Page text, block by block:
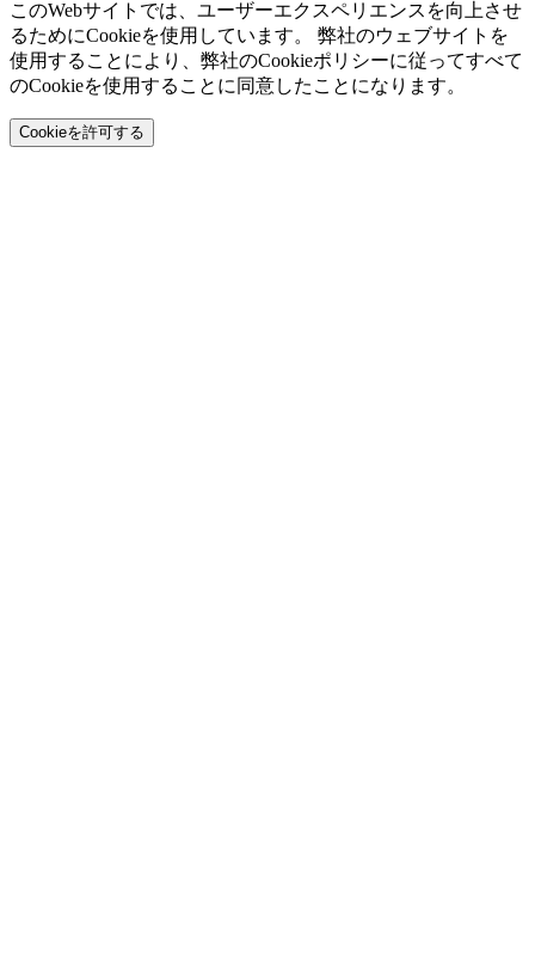
このWebサイトでは、ユーザーエクスペリエンスを向上させ
るためにCookieを使用しています。 弊社のウェブサイトを
使用することにより、弊社のCookieポリシーに従ってすべて
のCookieを使用することに同意したことになります。
Cookieを許可する